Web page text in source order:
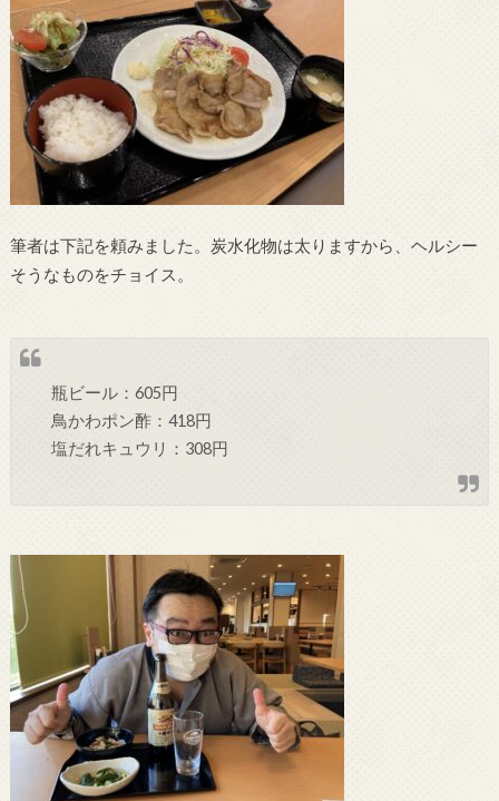
筆者は下記を頼みました。炭水化物は太りますから、ヘルシー
そうなものをチョイス。
瓶ビール：605円
鳥かわポン酢：418円
塩だれキュウリ：308円